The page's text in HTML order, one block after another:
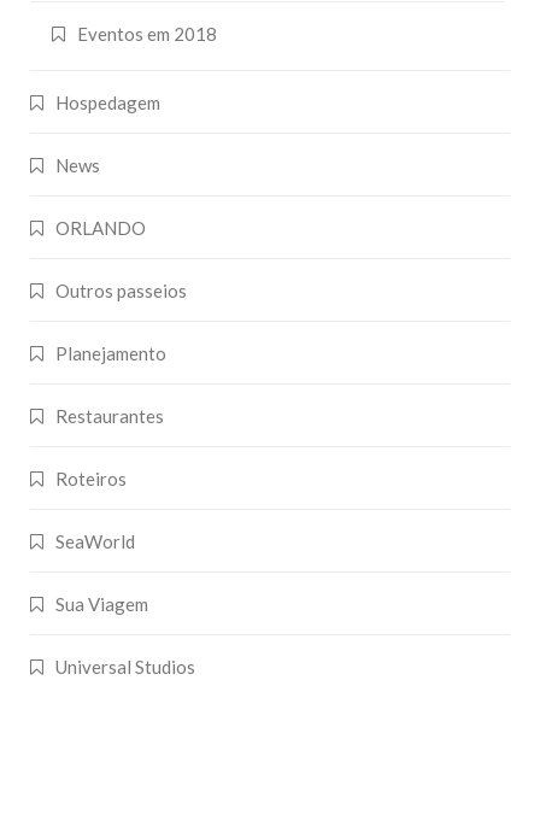
Eventos em 2018
Hospedagem
News
ORLANDO
Outros passeios
Planejamento
Restaurantes
Roteiros
SeaWorld
Sua Viagem
Universal Studios